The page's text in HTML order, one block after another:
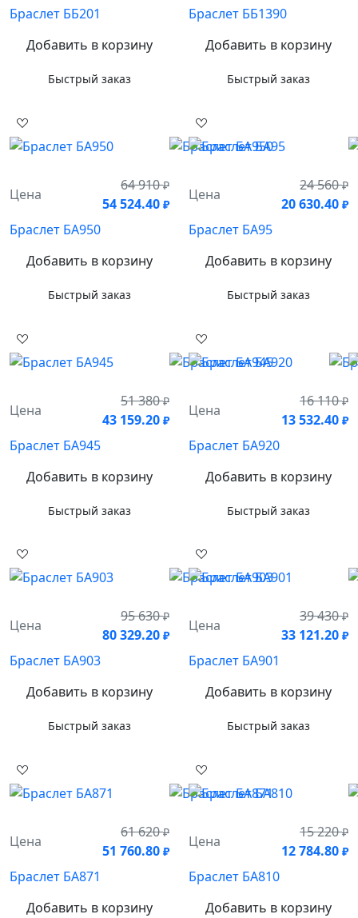
Браслет ББ201
Добавить в корзину
Быстрый заказ
Браслет ББ1390
Добавить в корзину
Быстрый заказ
Цена
64 910₽
54 524.40 ₽
Браслет БА950
Добавить в корзину
Быстрый заказ
Цена
24 560₽
20 630.40 ₽
Браслет БА95
Добавить в корзину
Быстрый заказ
Цена
51 380₽
43 159.20 ₽
Браслет БА945
Добавить в корзину
Быстрый заказ
Цена
16 110₽
13 532.40 ₽
Браслет БА920
Добавить в корзину
Быстрый заказ
Цена
95 630₽
80 329.20 ₽
Браслет БА903
Добавить в корзину
Быстрый заказ
Цена
39 430₽
33 121.20 ₽
Браслет БА901
Добавить в корзину
Быстрый заказ
Цена
61 620₽
51 760.80 ₽
Браслет БА871
Добавить в корзину
Цена
15 220₽
12 784.80 ₽
Браслет БА810
Добавить в корзину